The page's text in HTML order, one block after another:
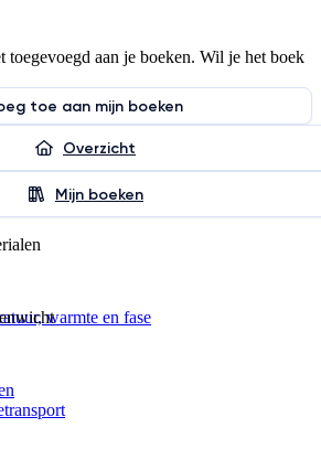
toegevoegd aan je boeken. Wil je het boek
toe aan mijn boeken
Overzicht
Mijn boeken
warmte en fase